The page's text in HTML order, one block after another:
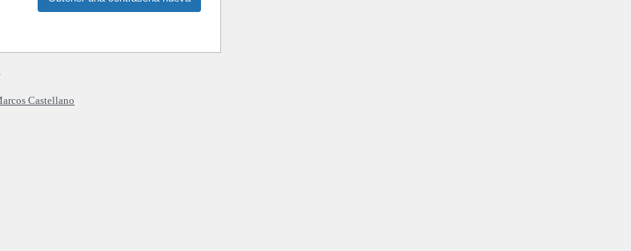
Castellano